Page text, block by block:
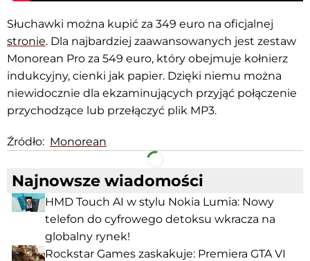
Słuchawki można kupić za 349 euro na oficjalnej
stronie. Dla najbardziej zaawansowanych jest zestaw
Monorean Pro za 549 euro, który obejmuje kołnierz
indukcyjny, cienki jak papier. Dzięki niemu można
niewidocznie dla ekzaminujących przyjąć połączenie
przychodzące lub przełączyć plik MP3.
Źródło: Monorean
Facebook Telegram
Najnowsze wiadomości
HMD Touch AI w stylu Nokia Lumia: Nowy
telefon do cyfrowego detoksu wkracza na
globalny rynek!
Rockstar Games zaskakuje: Premiera GTA VI